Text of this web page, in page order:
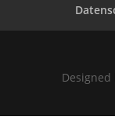
Designed